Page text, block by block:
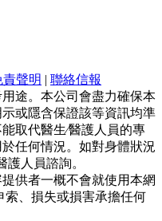
責聲明 | 聯絡信報
途。本公司會盡力確保本
或隱含保證該等資訊均準
取代醫生∕醫護人員的專
任何情況。如對身體狀況
護人員諮詢。
供者一概不會就使用本網
索、損失或損害承擔任何